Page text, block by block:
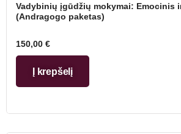
Vadybinių įgūdžių mokymai: Emocinis
(Andragogo paketas)
150,00 €
Į krepšelį